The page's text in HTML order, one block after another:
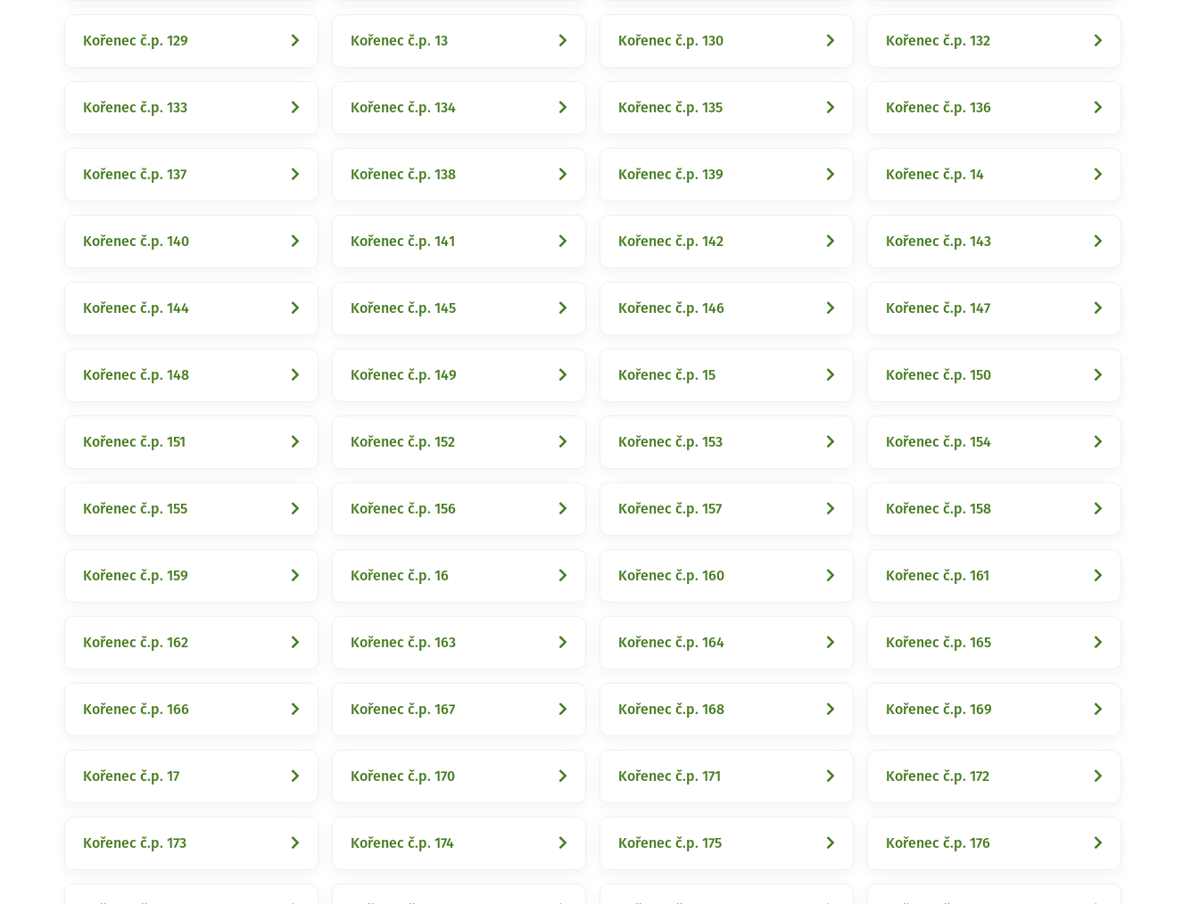
Kořenec č.p. 129 Kořenec č.p. 13 Kořenec č.p. 130 Kořenec č.p. 132
Kořenec č.p. 133 Kořenec č.p. 134 Kořenec č.p. 135 Kořenec č.p. 136
Kořenec č.p. 137 Kořenec č.p. 138 Kořenec č.p. 139 Kořenec č.p. 14
Kořenec č.p. 140 Kořenec č.p. 141 Kořenec č.p. 142 Kořenec č.p. 143
Kořenec č.p. 144 Kořenec č.p. 145 Kořenec č.p. 146 Kořenec č.p. 147
Kořenec č.p. 148 Kořenec č.p. 149 Kořenec č.p. 15 Kořenec č.p. 150
Kořenec č.p. 151 Kořenec č.p. 152 Kořenec č.p. 153 Kořenec č.p. 154
Kořenec č.p. 155 Kořenec č.p. 156 Kořenec č.p. 157 Kořenec č.p. 158
Kořenec č.p. 159 Kořenec č.p. 16 Kořenec č.p. 160 Kořenec č.p. 161
Kořenec č.p. 162 Kořenec č.p. 163 Kořenec č.p. 164 Kořenec č.p. 165
Kořenec č.p. 166 Kořenec č.p. 167 Kořenec č.p. 168 Kořenec č.p. 169
Kořenec č.p. 17 Kořenec č.p. 170 Kořenec č.p. 171 Kořenec č.p. 172
Kořenec č.p. 173 Kořenec č.p. 174 Kořenec č.p. 175 Kořenec č.p. 176